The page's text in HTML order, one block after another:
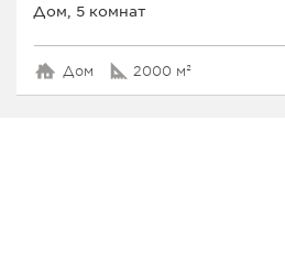
Дом, 5 комнат
Дом 2000 м²